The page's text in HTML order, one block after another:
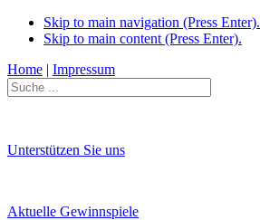
Skip to main navigation (Press Enter).
Skip to main content (Press Enter).
Home | Impressum
Unterstützen Sie uns
Aktuelle Gewinnspiele